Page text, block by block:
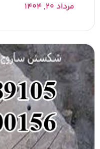
مرداد ۲۰, ۱۴۰۴